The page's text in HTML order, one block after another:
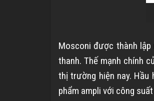
Mosconi được thành
thanh. Thế mạnh chính
thị trường hiện nay. Hầu
phẩm ampli với công